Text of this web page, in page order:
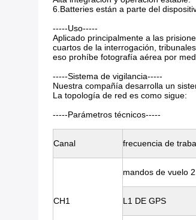
6.Batteries están a parte del
-----Uso-----
Aplicado principalmente a las
cuartos de la interrogación,
eso prohíbe fotografía aérea por
-----Sistema de vigilancia-----
Nuestra compañía desarrolla un
La topología de red es como sigue:
-----Parámetros técnicos-----
Canal frecuencia de
CH1
mandos de vuelo
L1 DE GPS